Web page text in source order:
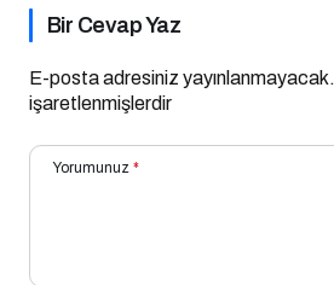
Bir Cevap Yaz
E-posta adresiniz yayınlanmayacak.
işaretlenmişlerdir
Yorumunuz *